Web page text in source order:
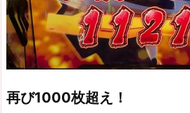
再び1000枚超え！